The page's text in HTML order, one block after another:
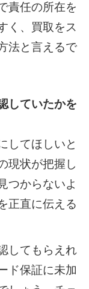
責任の所在を
く、買取をス
法と言えるで
していたかを
してほしいと
現状が把握し
つからないよ
正直に伝える
してもらえれ
ド保証に未加